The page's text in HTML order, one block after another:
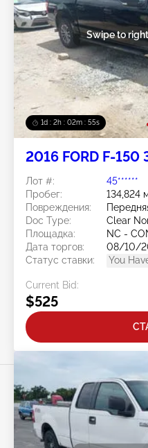
1d : 2h : 02m : 52s
Swipe to
2016 FORD F-150
Лот #:
45******
Пробег:
134,824
Повреждения:
Doc Type:
Clear
Площадка:
NC -
Дата торгов:
08/10/
Статус ставки:
You
Current Bid:
$525